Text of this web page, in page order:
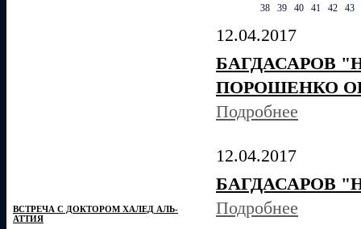
ВСТРЕЧА С ДОКТОРОМ ХАЛЕД АЛЬ-
АТТИЯ
38
39 40 41 42 43
12.04.2017
БАГДАСАРОВ
ПОРОШЕНКО
Подробнее
12.04.2017
БАГДАСАРОВ
Подробнее